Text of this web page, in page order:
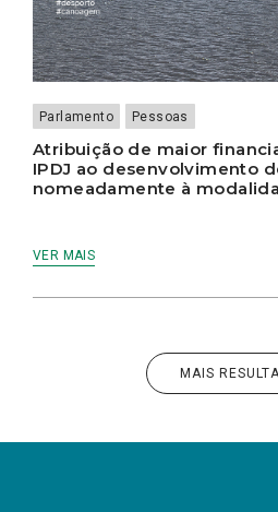
Parlamento Pessoas
Atribuição de maior
IPDJ ao desenvolvimento
nomeadamente à
VER MAIS
MAIS